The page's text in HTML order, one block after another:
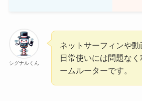
シグナルくん
ネットサーフィンや
日常使いには問題な
ームルーターです。